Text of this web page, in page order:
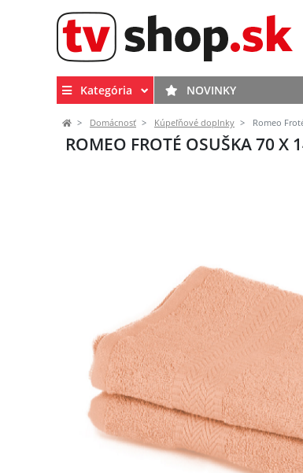
Kategória NOVINKY
Domácnosť Kúpeľňové doplnky Romeo
ROMEO FROTÉ OSUŠKA 70 X